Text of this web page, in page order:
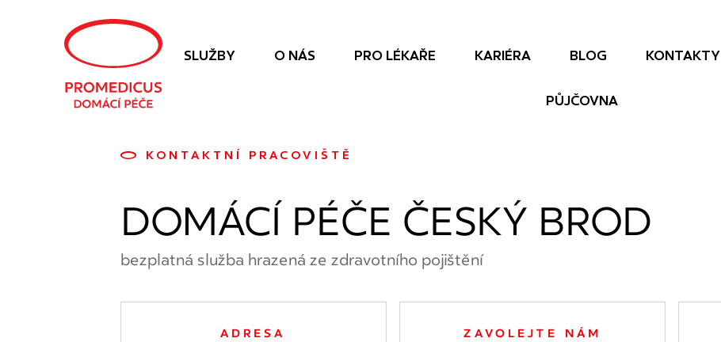
NavigaceSLUŽBY O NÁS PRO LÉKAŘE KARIÉRA BLOG KONTAKTY
PŮJČOVNA
KONTAKTNÍ PRACOVIŠTĚ
DOMÁCÍ PÉČE ČESKÝ BROD
bezplatná služba hrazená ze zdravotního pojištění
ADRESA ZAVOLEJTE NÁM